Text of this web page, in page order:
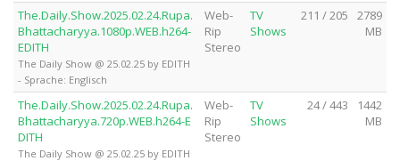
The.Daily.Show.2025.02.24.Rupa.
Bhattacharyya.1080p.WEB.h264-
EDITH
The Daily Show @ 25.02.25 by EDITH
- Sprache: Englisch
Web-
Rip
Stereo
TV
Shows
211 / 205
2789
MB
The.Daily.Show.2025.02.24.Rupa.
Bhattacharyya.720p.WEB.h264-E
DITH
The Daily Show @ 25.02.25 by EDITH
Web-
Rip
Stereo
TV
Shows
24 / 443
1442
MB